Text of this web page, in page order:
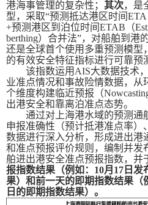
港海事管理的复杂性； 其次，是
型，采取“预测抵达港区时间ETA
+预测港区到泊位时间ETAB （
berthing）合并法”，对船舶到港
还是全球首个使用多重预测模型
的有效安全特征指标进行可靠预
该指数运用 AIS大数据技术
业准点情况和事故险情数据，从
个维度构建临近预报（
出港安全和靠离泊准点态势。
通过对上海港水域的预测通
申报准确性（预计抵港准点率）
数据进行深入分析，形成进出港
和准点预报评价规则，编制并发
舶进出港安全准点预报指数，并
报指数结果（例如： 10月 17 日发
果）和前一天的即期指数结果（
日的即期指数结果）。